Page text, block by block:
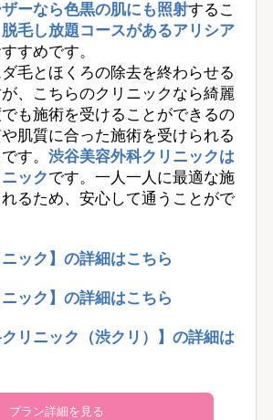
ーなら色黒の肌にも照射するこ
脱毛し放題コースがあるアリシア
すめです。
毛とほくろの除去を終わらせる
、こちらのクリニックなら綺麗
も施術を受けることができるの
肌質に合った施術を受けられる
す。渋谷美容外科クリニックは
ックです。一人一人に最適な施
るため、安心して通うことがで
ニック】の詳細はこちら
ニック】の詳細はこちら
クリニック（渋クリ）】の詳細は
プラン詳細を見る